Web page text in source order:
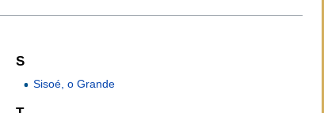
S
Sisoé, o Grande